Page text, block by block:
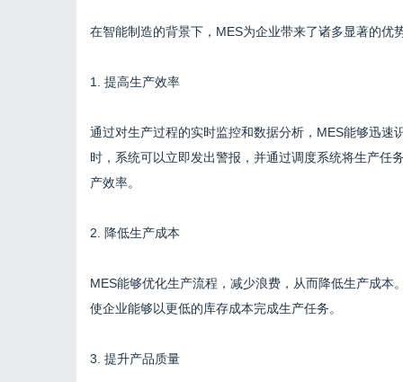
在智能制造的背景下，MES为企业带来了诸多显著的优
1. 提高生产效率
通过对生产过程的实时监控和数据分析，MES能够迅
时，系统可以立即发出警报，并通过调度系统将生产任
产效率。
2. 降低生产成本
MES能够优化生产流程，减少浪费，从而降低生产成
使企业能够以更低的库存成本完成生产任务。
3. 提升产品质量